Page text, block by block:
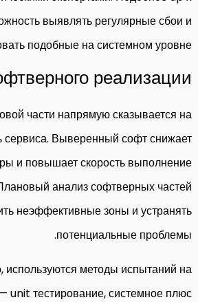
выявлять регулярные сбои и
подобные на системном уровне.
реализации
части напрямую сказывается на
сервиса. Выверенный софт снижает
и повышает скорость выполнение
анализ софтверных частей
неэффективные зоны и устранять
потенциальные проблемы.
используются методы испытаний на
unit тестирование, системное плюс